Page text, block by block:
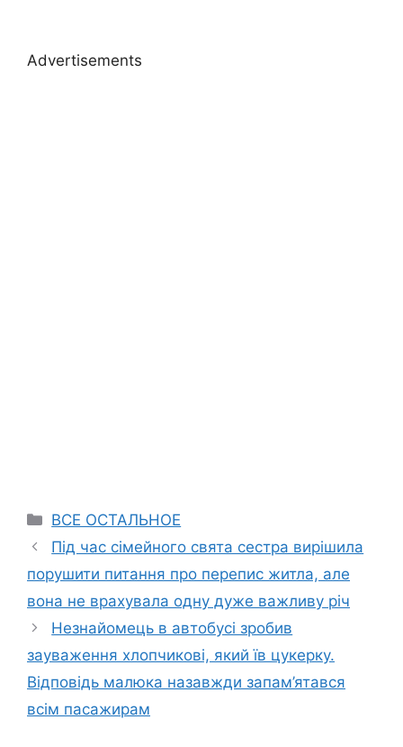
Advertisements
Categories
ВСЕ ОСТАЛЬНОЕ
Під час сімейного свята сестра вирішила
порушити питання про перепис житла, але
вона не врахувала одну дуже важливу річ
Незнайомець в автобусі зробив
зауваження хлопчикові, який їв цукерку.
Відповідь малюка назавжди запам’ятався
всім пасажирам